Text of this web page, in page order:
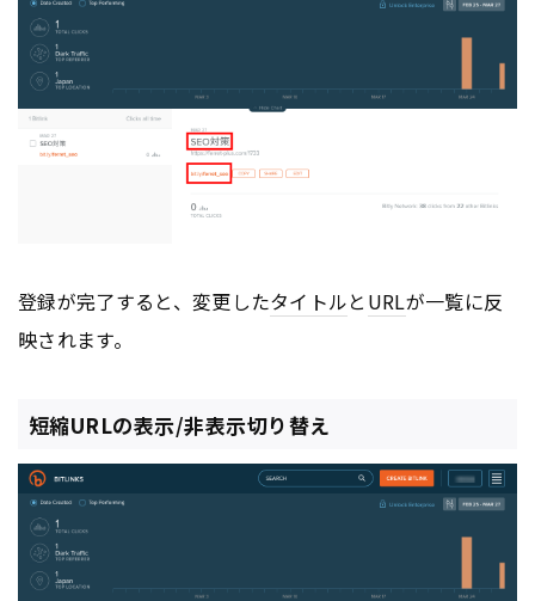
登録が完了すると、変更したタイトルと URLが一覧に反
映されます。
短縮URLの表示/非表示切り替え